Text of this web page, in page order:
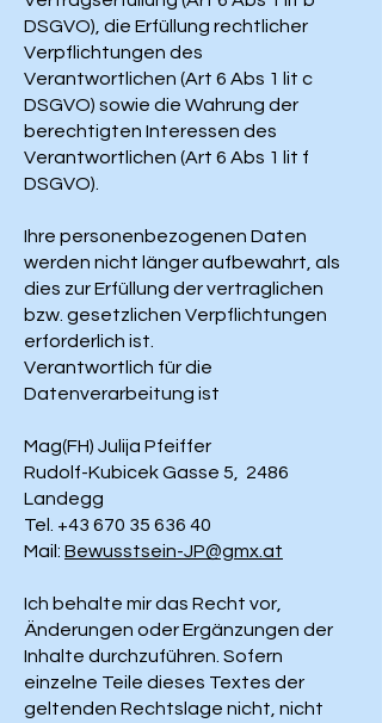
DSGVO), die Erfüllung rechtlicher
Verpflichtungen des
Verantwortlichen (Art 6 Abs 1 lit c
DSGVO) sowie die Wahrung der
berechtigten Interessen des
Verantwortlichen (Art 6 Abs 1 lit f
DSGVO).
Ihre personenbezogenen Daten
werden nicht länger aufbewahrt, als
dies zur Erfüllung der vertraglichen
bzw. gesetzlichen Verpflichtungen
erforderlich ist.
Verantwortlich für die
Datenverarbeitung ist
Mag(FH) Julija Pfeiffer
Rudolf-Kubicek Gasse 5, 2486
Landegg
Tel. +43 670 35 636 40
Mail: Bewusstsein-JP@gmx.at
Ich behalte mir das Recht vor,
Änderungen oder Ergänzungen der
Inhalte durchzuführen. Sofern
einzelne Teile dieses Textes der
geltenden Rechtslage nicht, nicht